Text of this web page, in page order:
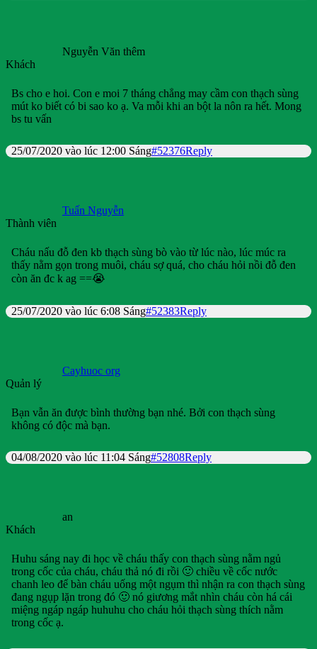
Nguyễn Văn thêm
Khách
Bs cho e hoi. Con e moi 7 tháng chẳng may cầm con thạch sùng
mút ko biết có bi sao ko ạ. Va mỗi khi an bột la nôn ra hết. Mong
bs tu vấn
25/07/2020 vào lúc 12:00 Sáng#52376Reply
Tuấn Nguyễn
Thành viên
Cháu nấu đỗ đen kb thạch sùng bò vào từ lúc nào, lúc múc ra
thấy nằm gọn trong muôi, cháu sợ quá, cho cháu hỏi nồi đỗ đen
còn ăn đc k ag ==😭
25/07/2020 vào lúc 6:08 Sáng#52383Reply
Cayhuoc org
Quản lý
Bạn vẫn ăn được bình thường bạn nhé. Bởi con thạch sùng
không có độc mà bạn.
04/08/2020 vào lúc 11:04 Sáng#52808Reply
an
Khách
Huhu sáng nay đi học về cháu thấy con thạch sùng nằm ngủ
trong cốc của cháu, cháu thả nó đi rồi 🙂 chiều về cốc nước
chanh leo để bàn cháu uống một ngụm thì nhận ra con thạch sùng
đang ngụp lặn trong đó 🙂 nó giương mắt nhìn cháu còn há cái
miệng ngáp ngáp huhuhu cho cháu hỏi thạch sùng thích nằm
trong cốc ạ.